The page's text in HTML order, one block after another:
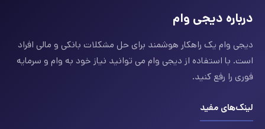
درباره دیجی وام
دیجی وام یک راهکار هوشمند برای حل مشکلات بانکی و مالی افراد
است. با استفاده از دیجی وام می توانید نیاز خود به وام و سرمایه
فوری را رفع کنید.
لینک‌های مفید